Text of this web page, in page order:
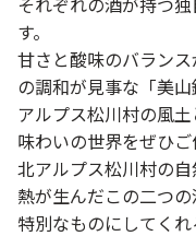
それぞれの酒が持つ
す。
甘さと酸味のバラン
の調和が見事な「美
アルプス松川村の風
味わいの世界をぜひご
北アルプス松川村の
熱が生んだこの二つ
特別なものにしてくれ